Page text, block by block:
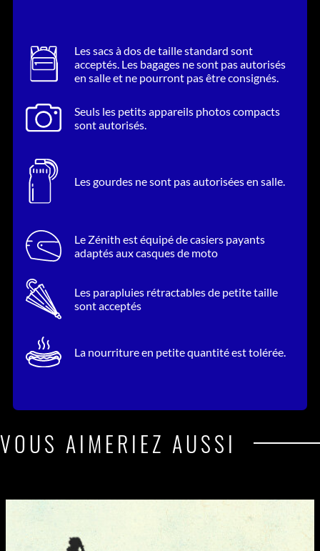
choisit d’embrasser la complexité des émotions, laissant
place à une authenticité rare. Parallèlement à cette sortie, il
Amérique du Nord cet été, notamment en première partie
d’Ed Sheeran, avant de poursuivre en Europe à l’automne et
grandes dates en salles à ce jour. Rendez-vous au Zénith
Paris – La Villette le 19 octobre 2026 pour un concert
Les sacs à dos de taille standard sont
acceptés. Les bagages ne sont pas autorisés
en salle et ne pourront pas être consignés.
Seuls les petits appareils photos compacts
sont autorisés.
Les gourdes ne sont pas autorisées en salle.
Le Zénith est équipé de casiers payants
adaptés aux casques de moto
Les parapluies rétractables de petite taille
sont acceptés
La nourriture en petite quantité est tolérée.
VOUS AIMERIEZ AUSSI